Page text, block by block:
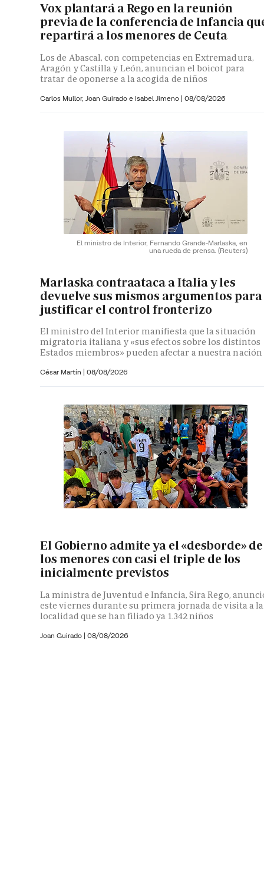
Vox plantará a Rego en la reunión
previa de la conferencia de Infancia
repartirá a los menores de Ceuta
Los de Abascal, con competencias en Extremadura,
Aragón y Castilla y León, anuncian el boicot para
tratar de oponerse a la acogida de niños
Carlos Mullor, Joan Guirado e Isabel Jimeno | 08/08/2026
El ministro de Interior, Fernando Grande-Marlaska, en
una rueda de prensa. (Reuters)
Marlaska contraataca a Italia y les
devuelve sus mismos argumentos para
justificar el control fronterizo
El ministro del Interior manifiesta que la situación
migratoria italiana y «sus efectos sobre los distintos
Estados miembros» pueden afectar a nuestra nación
César Martín | 08/08/2026
El Gobierno admite ya el «desborde» de
los menores con casi el triple de los
inicialmente previstos
La ministra de Juventud e Infancia, Sira Rego,
este viernes durante su primera jornada de visita a la
localidad que se han filiado ya 1.342 niños
Joan Guirado | 08/08/2026